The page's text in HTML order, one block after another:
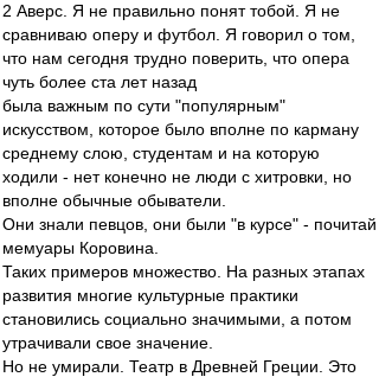
2 Аверс. Я не правильно понят тобой. Я не
сравниваю оперу и футбол. Я говорил о том,
что нам сегодня трудно поверить, что опера
чуть более ста лет назад
была важным по сути "популярным"
искусством, которое было вполне по карману
среднему слою, студентам и на которую
ходили - нет конечно не люди с хитровки, но
вполне обычные обыватели.
Они знали певцов, они были "в курсе" - почитай
мемуары Коровина.
Таких примеров множество. На разных этапах
развития многие культурные практики
становились социально значимыми, а потом
утрачивали свое значение.
Но не умирали. Театр в Древней Греции. Это